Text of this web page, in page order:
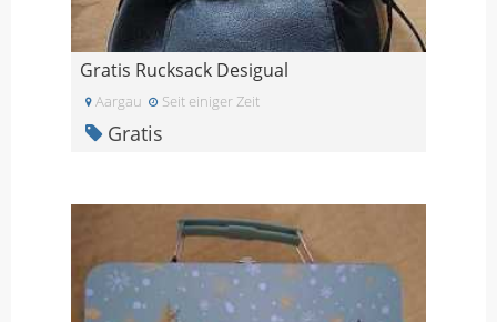
Gratis Rucksack Desigual
Aargau Seit einiger Zeit
Gratis